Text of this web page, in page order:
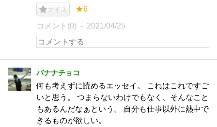
ナイス ★6
コメント(0) 2021/04/25
バナナチョコ
何も考えずに読めるエッセイ。 これはこれですご
いと思う。 つまらないわけでもなく、そんなこと
もあるんだなぁという。 自分も仕事以外に熱中で
きるものが欲しい。